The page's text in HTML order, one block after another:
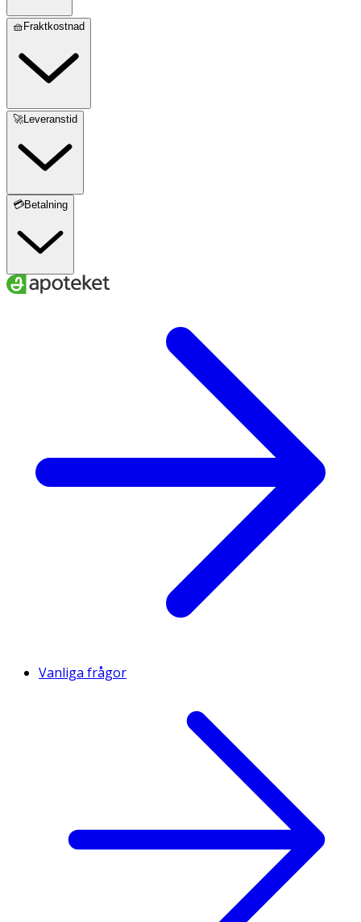
🧺Fraktkostnad
🚀Leveranstid
💳Betalning
Vanliga frågor